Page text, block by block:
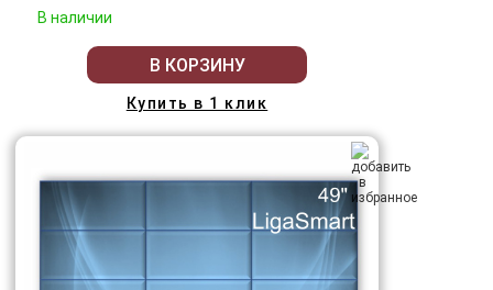
В наличии
В КОРЗИНУ
Купить в 1 клик